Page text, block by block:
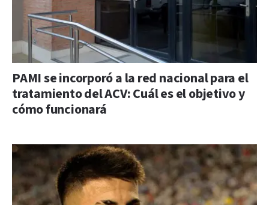
PAMI se incorporó a la red nacional para el
tratamiento del ACV: Cuál es el objetivo y
cómo funcionará